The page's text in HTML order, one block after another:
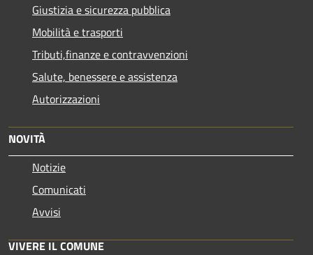
Giustizia e sicurezza pubblica
Mobilità e trasporti
Tributi,finanze e contravvenzioni
Salute, benessere e assistenza
Autorizzazioni
NOVITÀ
Notizie
Comunicati
Avvisi
VIVERE IL COMUNE